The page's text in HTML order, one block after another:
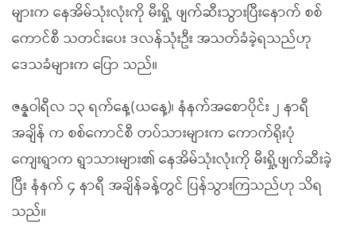
များက နေအိမ်သုံးလုံးကို မီးရှို့ ဖျက်ဆီးသွားပြီးနောက် စစ်
ကောင်စီ သတင်းပေး ဒလန်သုံးဦး အသတ်ခံခဲ့ရသည်ဟု
ဒေသခံများက ပြော သည်။
ဇန္နဝါရီလ ၁၃ ရက်နေ့(ယနေ့)၊ နံနက်အစောပိုင်း ၂ နာရီ
အချိန် က စစ်ကောင်စီ တပ်သားများက ကောက်ရိုးပုံ
ကျေးရွာက ရွာသားများ၏ နေအိမ်သုံးလုံးကို မီးရှို့ဖျက်ဆီးခဲ့
ပြီး နံနက် ၄ နာရီ အချိန်ခန့်တွင် ပြန်သွားကြသည်ဟု သိရ
သည်။